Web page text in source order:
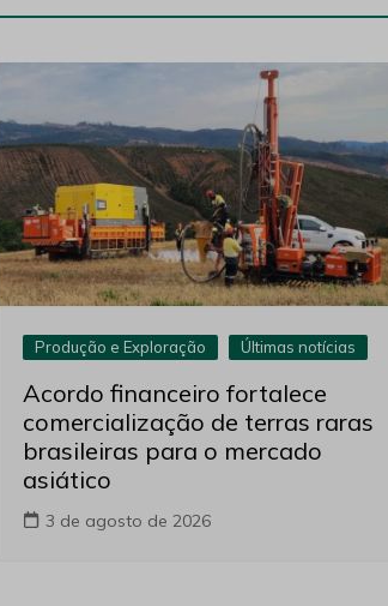
Produção e Exploração Últimas notícias
Acordo financeiro fortalece
comercialização de terras raras
brasileiras para o mercado
asiático
3 de agosto de 2026